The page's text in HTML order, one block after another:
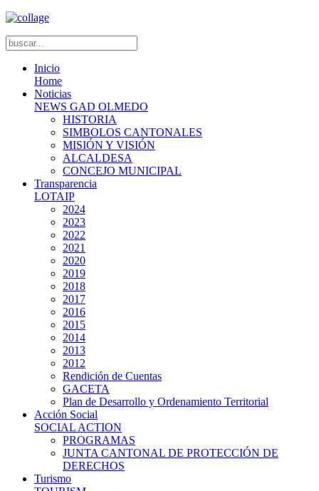
Inicio
Home
Noticias
NEWS GAD OLMEDO
HISTORIA
SIMBOLOS CANTONALES
MISIÓN Y VISIÓN
ALCALDESA
CONCEJO MUNICIPAL
Transparencia
LOTAIP
2024
2023
2022
2021
2020
2019
2018
2017
2016
2015
2014
2013
2012
Rendición de Cuentas
GACETA
Plan de Desarrollo y Ordenamiento Territorial
Acción Social
SOCIAL ACTION
PROGRAMAS
JUNTA CANTONAL DE PROTECCIÓN DE
DERECHOS
Turismo